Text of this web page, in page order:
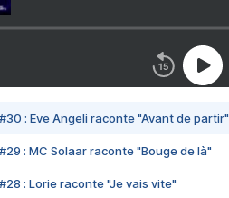
#30 : Eve Angeli raconte "Avant de partir"
#29 : MC Solaar raconte "Bouge de là"
#28 : Lorie raconte "Je vais vite"